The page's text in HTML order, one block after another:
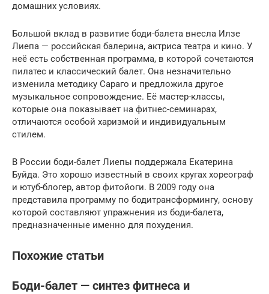
домашних условиях.
Большой вклад в развитие боди-балета внесла Илзе
Лиепа — российская балерина, актриса театра и кино. У
неё есть собственная программа, в которой сочетаются
пилатес и классический балет. Она незначительно
изменила методику Сараго и предложила другое
музыкальное сопровождение. Её мастер-классы,
которые она показывает на фитнес-семинарах,
отличаются особой харизмой и индивидуальным
стилем.
В России боди-балет Лиепы поддержала Екатерина
Буйда. Это хорошо известный в своих кругах хореограф
и ютуб-блогер, автор фитойоги. В 2009 году она
представила программу по бодитрансформингу, основу
которой составляют упражнения из боди-балета,
предназначенные именно для похудения.
Похожие статьи
Боди-балет — синтез фитнеса и